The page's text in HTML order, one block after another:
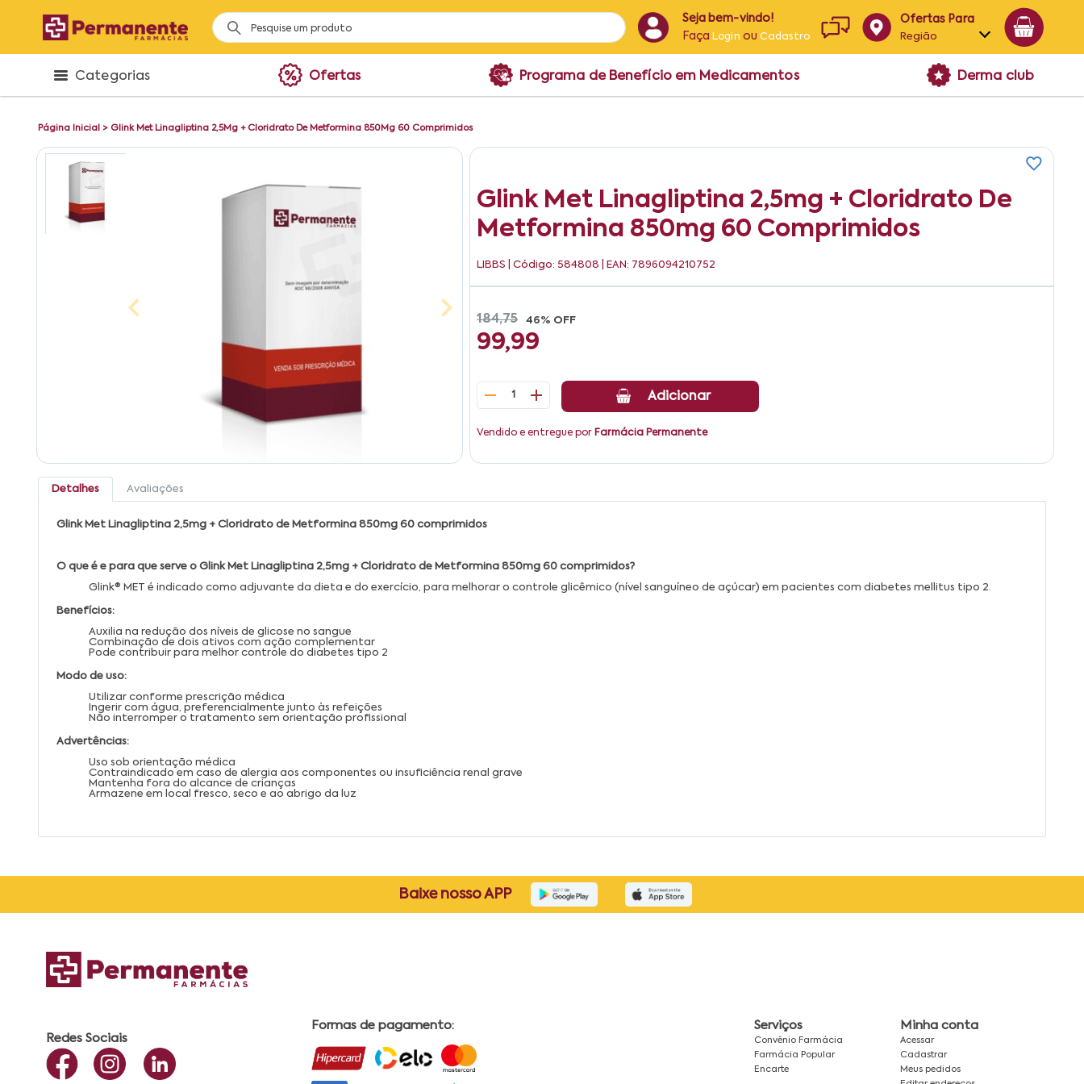
Seja bem-vindo!
Faça Login ouCadastro
Ofertas Para
Região
Alagoas
Categorias Ofertas Programa de Benefício em Medicamentos Derma club
Página Inicial > Glink Met Linagliptina 2,5Mg + Cloridrato De Metformina 850Mg 60 Comprimidos
Glink Met Linagliptina 2,5mg + Cloridrato De
Metformina 850mg 60 Comprimidos
LIBBS | Código: 584808 | EAN: 7896094210752
184,75 46% OFF
99,99
1 Adicionar
Vendido e entregue por Farmácia Permanente
Detalhes Avaliações
Glink Met Linagliptina 2,5mg + Cloridrato de Metformina 850mg 60 comprimidos
O que é e para que serve o Glink Met Linagliptina 2,5mg + Cloridrato de Metformina 850mg 60 comprimidos?
Glink® MET é indicado como adjuvante da dieta e do exercício, para melhorar o controle glicêmico (nível sanguíneo de açúcar) em pacientes com diabetes mellitus tipo 2.
Benefícios:
Auxilia na redução dos níveis de glicose no sangue
Combinação de dois ativos com ação complementar
Pode contribuir para melhor controle do diabetes tipo 2
Modo de uso:
Utilizar conforme prescrição médica
Ingerir com água, preferencialmente junto às refeições
Não interromper o tratamento sem orientação profissional
Advertências:
Uso sob orientação médica
Contraindicado em caso de alergia aos componentes ou insuficiência renal grave
Mantenha fora do alcance de crianças
Armazene em local fresco, seco e ao abrigo da luz
Baixe nosso APP
Redes Sociais
Formas de pagamento: Serviços
Convênio Farmácia
Farmácia Popular
Encarte
Minha conta
Acessar
Cadastrar
Meus pedidos